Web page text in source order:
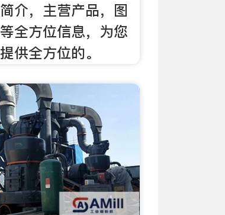
介，主营产品，图
全方位信息，为您
供全方位的。